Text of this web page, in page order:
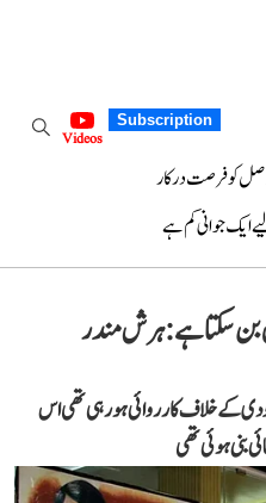
Subscription
Videos
وصل کو فرصت درکار
ایک جوانی کم ہے
بن سکتا ہے: ہرش مندر
کے خلاف کارروائی ہورہی تھی اس
ہوئی تھی